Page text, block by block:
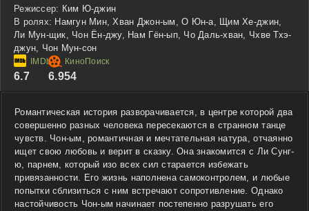
Режиссер: Ким Ю-джин
В ролях: Намгун Мин, Хван Джон-ым, О Юн-а, Щим Хе-джин,
Ли Мун-щик, Чон Ён-джу, Нам Гён-ып, Чо Даль-хван, Чхве Тхэ-
джун, Чон Мун-сон
6.7 6.954
Романтическая история разворачивается, в центре которой два
совершенно разных человека пересекаются в странном танце
чувств. Чон-ым, романтичная и мечтательная натура, отчаянно
ищет свою любовь и верит в сказку. Она знакомится с Ли Сунг-
ю, парнем, который изо всех сил старается избежать
привязанности. Его жизнь наполнена самоконтролем, и любые
попытки сблизиться с ним встречают сопротивление. Однако
настойчивость Чон-ым начинает постепенно разрушать его